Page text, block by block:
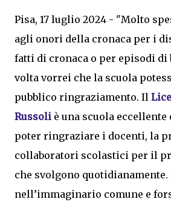
Pisa, 17 luglio 2024 - "Molto
agli onori della cronaca per i
fatti di cronaca o per episodi di
volta vorrei che la scuola
pubblico ringraziamento. Il
Russoli è una scuola eccellente
poter ringraziare i docenti, la
collaboratori scolastici per il
che svolgono
nell’immaginario comune e